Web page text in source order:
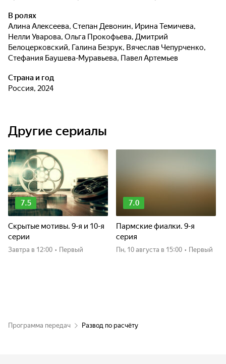
В ролях
Алина Алексеева, Степан Девонин, Ирина Темичева,
Нелли Уварова, Ольга Прокофьева, Дмитрий
Белоцерковский, Галина Безрук, Вячеслав Чепурченко,
Стефания Баушева-Муравьева, Павел Артемьев
Страна и год
Россия, 2024
Другие сериалы
7.5
Скрытые мотивы. 9-я и 10-я
серии
Завтра в 12:00 • Первый
7.0
Пармские фиалки. 9-я
серия
пн, 10 августа в 15:00 • Первый
Программа передач Развод по расчёту